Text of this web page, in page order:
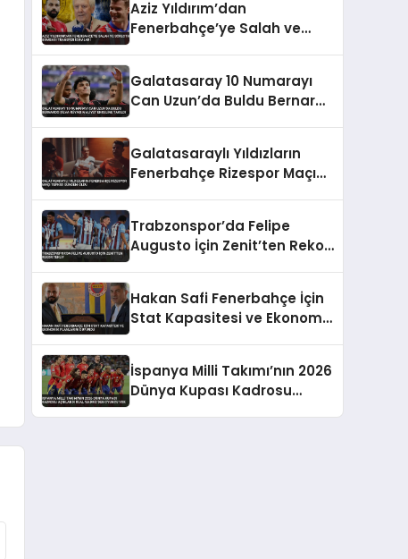
Aziz Yıldırım’dan
Fenerbahçe’ye Salah ve
Galatasaray 10 Numarayı
Can Uzun’da Buldu Bernardo
Galatasaraylı Yıldızların
Fenerbahçe Rizespor Maçı
Trabzonspor’da Felipe
Augusto İçin Zenit’ten Rekor
Hakan Safi Fenerbahçe İçin
Stat Kapasitesi ve Ekonomik
İspanya Milli Takımı’nın 2026
Dünya Kupası Kadrosu